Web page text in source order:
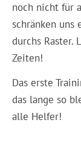
noch nicht für
schränken uns
durchs Raster.
Zeiten!
Das erste
das lange so
alle Helfer!